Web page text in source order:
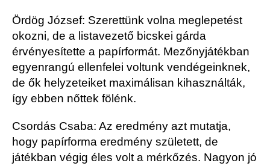
Ördög József: Szerettünk volna meglepetést
okozni, de a listavezető bicskei gárda
érvényesítette a papírformát. Mezőnyjátékban
egyenrangú ellenfelei voltunk vendégeinknek,
de ők helyzeteiket maximálisan kihasználták,
így ebben nőttek fölénk.
Csordás Csaba: Az eredmény azt mutatja,
hogy papírforma eredmény született, de
játékban végig éles volt a mérkőzés. Nagyon jó